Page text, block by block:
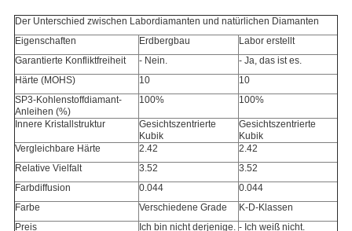
Der Unterschied zwischen Labordiamanten und natürlichen Diamanten
Eigenschaften
Erdbergbau
Labor erstellt
Garantierte Konfliktfreiheit
- Nein.
- Ja, das ist es.
Härte (MOHS)
10
10
SP3-Kohlenstoffdiamant-
Anleihen (%)
100% 100%
Innere Kristallstruktur
Gesichtszentrierte
Kubik
Gesichtszentrierte
Kubik
Vergleichbare Härte
2.42
2.42
Relative Vielfalt
3.52
3.52
Farbdiffusion
0.044
0.044
Farbe
Verschiedene Grade
K-D-Klassen
Preis
Ich bin nicht derjenige. - Ich weiß nicht.